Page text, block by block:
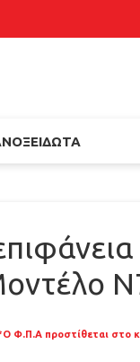
Φ.Π.Α προστίθεται στο